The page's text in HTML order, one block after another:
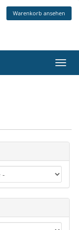
Warenkorb ansehen
ein-/